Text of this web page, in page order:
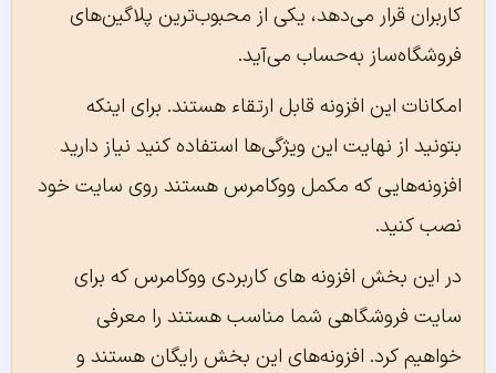
کاربران قرار می‌دهد، یکی از محبوب‌ترین پلاگین‌های
فروشگاه‌ساز به‌حساب می‌آید.
امکانات این افزونه قابل ارتقاء هستند. برای اینکه
بتونید از نهایت این ویژگی‌ها استفاده کنید نیاز دارید
افزونه‌هایی که مکمل ووکامرس هستند روی سایت خود
نصب کنید.
در این بخش افزونه های کاربردی ووکامرس که برای
سایت فروشگاهی شما مناسب هستند را معرفی
خواهیم کرد. افزونه‌های این بخش رایگان هستند و